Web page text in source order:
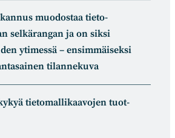
muodostaa tieto­
selkä­rangan ja on siksi
ytimessä – ensimmäiseksi
tilannekuva
tietomal­likaa­vojen tuot­